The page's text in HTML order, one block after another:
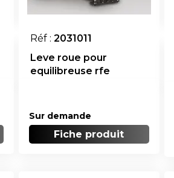
Réf : 2031011
Leve roue pour
equilibreuse rfe
Sur demande
Fiche produit